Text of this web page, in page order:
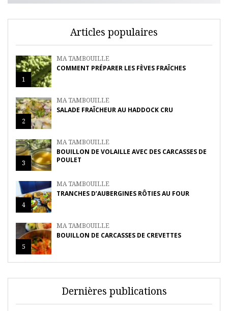
Articles populaires
1
MA TAMBOUILLE
COMMENT PRÉPARER LES FÈVES FRAÎCHES
2
MA TAMBOUILLE
SALADE FRAÎCHEUR AU HADDOCK CRU
3
MA TAMBOUILLE
BOUILLON DE VOLAILLE AVEC DES CARCASSES DE
POULET
4
MA TAMBOUILLE
TRANCHES D’AUBERGINES RÔTIES AU FOUR
5
MA TAMBOUILLE
BOUILLON DE CARCASSES DE CREVETTES
Dernières publications